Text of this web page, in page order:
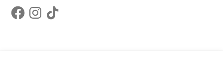
FacebookInstagram
TikTok